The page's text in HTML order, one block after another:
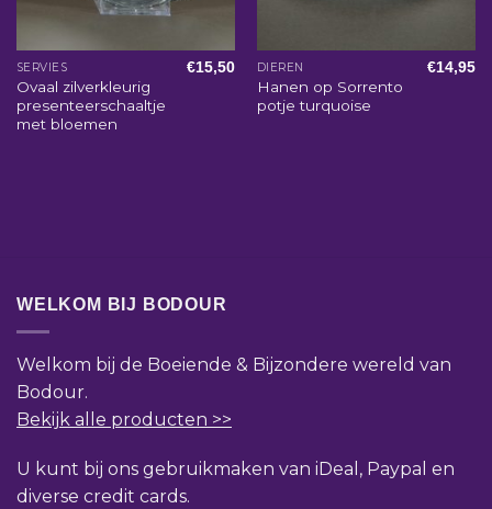
SERVIES
Ovaal zilverkleurig
presenteerschaaltje
met bloemen
€15,50 DIEREN
Hanen op Sorrento
potje turquoise
€14,95
WELKOM BIJ BODOUR
Welkom bij de Boeiende & Bijzondere wereld van
Bodour.
Bekijk alle producten >>
U kunt bij ons gebruikmaken van iDeal, Paypal en
diverse credit cards.